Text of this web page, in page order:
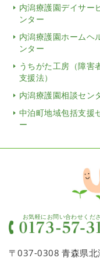
内潟療護園デイサー
ンター
内潟療護園ホームヘ
ンター
うちがた工房（障害
支援法）
内潟療護園相談セン
中泊町地域包括支援
ー
お気軽にお問い合わせくだ
〒037-0308 青森県